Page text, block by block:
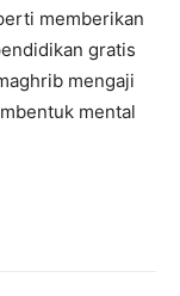
memberikan
gratis
mengaji
mental